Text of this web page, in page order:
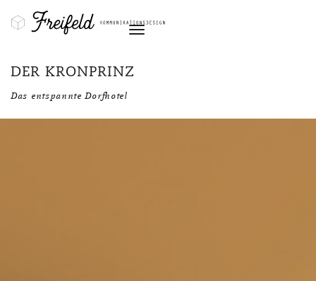
Navigation
DER KRONPRINZ
Das entspannte Dorfhotel